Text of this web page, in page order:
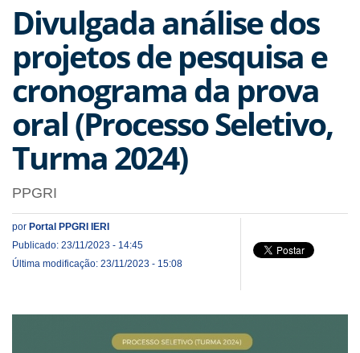
Divulgada análise dos
projetos de pesquisa e
cronograma da prova
oral (Processo Seletivo,
Turma 2024)
PPGRI
por Portal PPGRI IERI
Publicado: 23/11/2023 - 14:45
Última modificação: 23/11/2023 - 15:08